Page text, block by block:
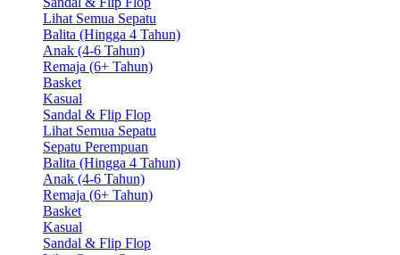
Lihat Semua Sepatu
Balita (Hingga 4 Tahun)
Anak (4-6 Tahun)
Remaja (6+ Tahun)
Basket
Kasual
Sandal & Flip Flop
Lihat Semua Sepatu
Sepatu Perempuan
Balita (Hingga 4 Tahun)
Anak (4-6 Tahun)
Remaja (6+ Tahun)
Basket
Kasual
Sandal & Flip Flop